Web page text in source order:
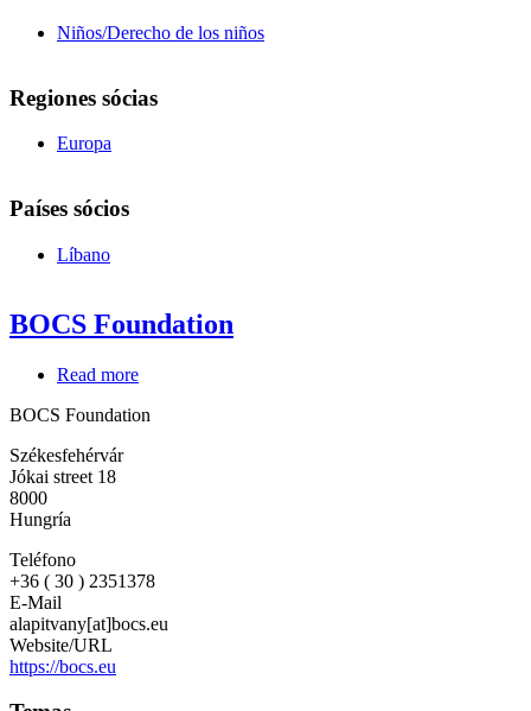
Niños/Derecho de los niños
Regiones sócias
Europa
Países sócios
Líbano
BOCS Foundation
Read more
Foundation
BOCS Foundation
Székesfehérvár
Jókai street 18
8000
Hungría
Teléfono
+36 ( 30 ) 2351378
E-Mail
alapitvany[at]bocs.eu
Website/URL
https://bocs.eu